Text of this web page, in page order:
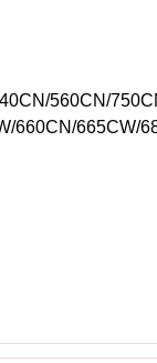
560CN/
660CN/665CW/